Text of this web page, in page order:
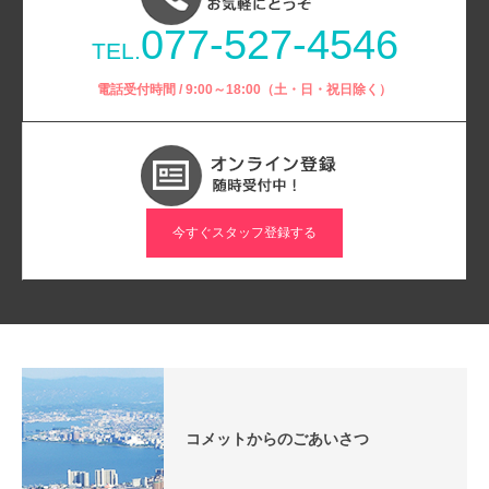
TEL.077-527-4546
電話受付時間 / 9:00～18:00（土・日・祝日除く）
今すぐスタッフ登録する
コメットからのごあいさつ